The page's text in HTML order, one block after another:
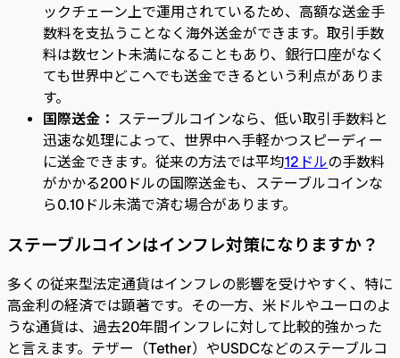
ックチェーン上で運用されているため、高額な送金手
数料を支払うことなく海外送金ができます。取引手数
料は数セント未満になることもあり、銀行口座がなく
ても世界中どこへでも送金できるという利点がありま
す。
国際送金：
ステーブルコインなら、低い取引手数料と
迅速な処理によって、世界中へ手軽かつスピーディー
に送金できます。従来の方法では平均12ドルの手数料
がかかる200ドルの国際送金も、ステーブルコインな
ら0.10ドル未満で済む場合があります。
ステーブルコインはインフレ対策になりますか？
多くの従来型法定通貨はインフレの影響を受けやすく、特に
高金利の経済では顕著です。その一方、米ドルやユーロのよ
うな通貨は、過去20年間インフレに対して比較的強かった
と言えます。テザー（Tether）やUSDCなどのステーブルコ